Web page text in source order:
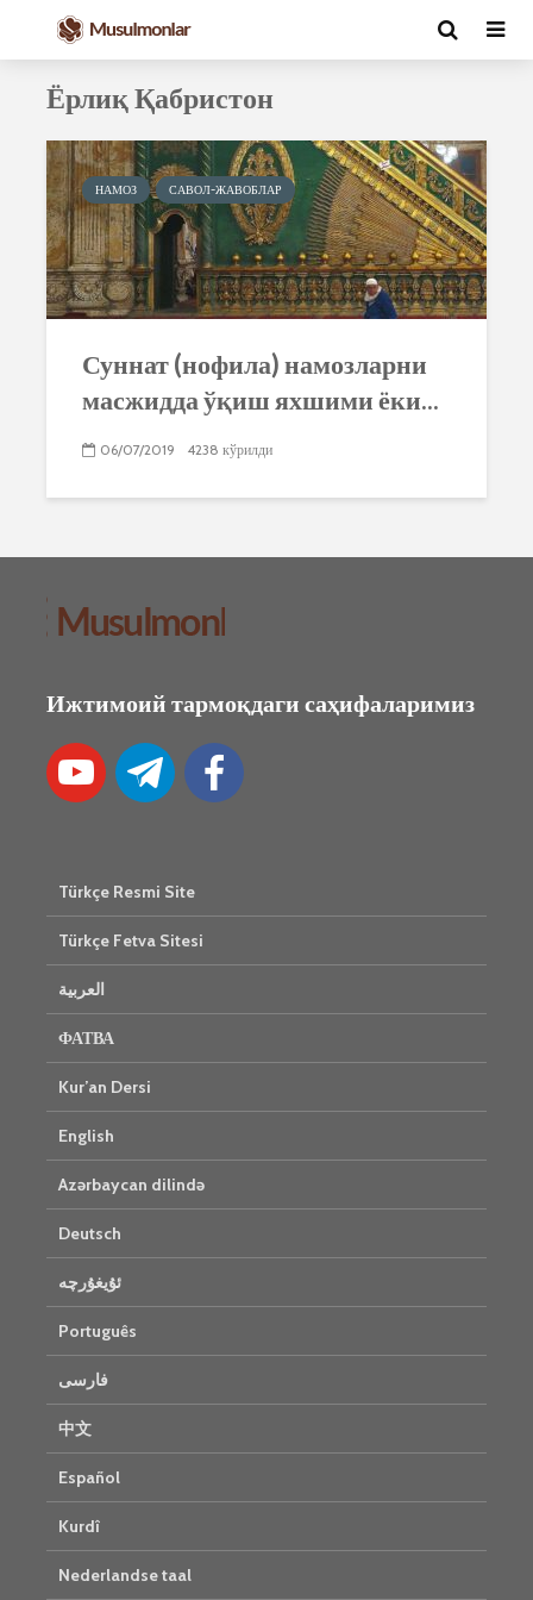
Ёрлиқ Қабристон
НАМОЗ САВОЛ-ЖАВОБЛАР
Суннат (нофила) намозларни
масжидда ўқиш яхшими ёки...
06/07/2019 4238 кўрилди
Ижтимоий тармоқдаги саҳифаларимиз
Türkçe Resmi Site
Türkçe Fetva Sitesi
العربية
ФАТВА
Kur’an Dersi
English
Azərbaycan dilində
Deutsch
ئۇيغۇرچە
Português
فارسی
中文
Español
Kurdî
Nederlandse taal